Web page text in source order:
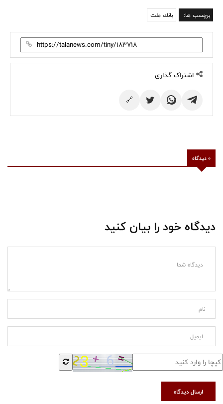
برچسب ها: بانك ملت
اشتراک گذاری
🔗
0 دیدگاه
دیدگاه خود را بیان کنید
ارسال دیدگاه